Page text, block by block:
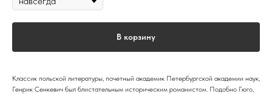
В корзину
Классик польской литературы, почетный академик Петербургской академии наук,
Генрик Сенкевич был блистательным историческим романистом. Подобно Гюго,